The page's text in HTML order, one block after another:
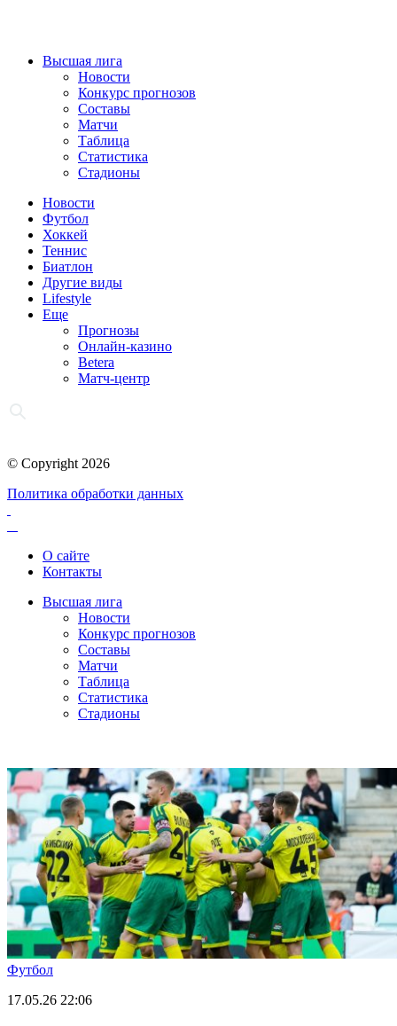
Высшая лига
Новости
Конкурс прогнозов
Составы
Матчи
Таблица
Статистика
Стадионы
Новости
Футбол
Хоккей
Теннис
Биатлон
Другие виды
Lifestyle
Еще
Прогнозы
Онлайн-казино
Betera
Матч-центр
© Copyright 2026
Политика обработки данных
О сайте
Контакты
Высшая лига
Новости
Конкурс прогнозов
Составы
Матчи
Таблица
Статистика
Стадионы
Футбол
17.05.26 22:06